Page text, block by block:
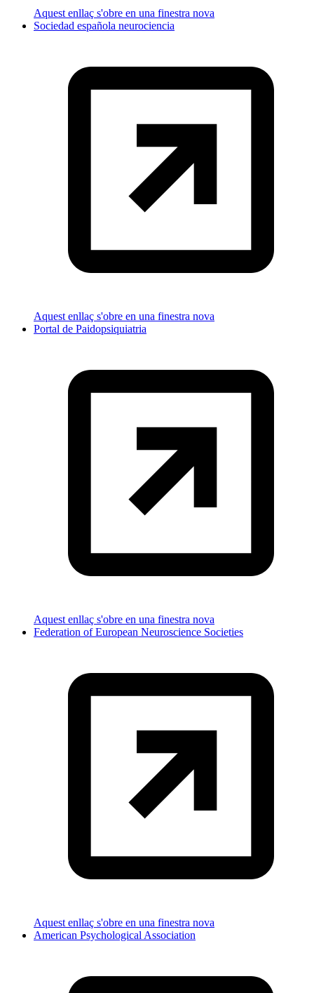
Aquest enllaç s'obre en una finestra nova
Sociedad española neurociencia
Aquest enllaç s'obre en una finestra nova
Portal de Paidopsiquiatria
Aquest enllaç s'obre en una finestra nova
Federation of European Neuroscience Societies
Aquest enllaç s'obre en una finestra nova
American Psychological Association